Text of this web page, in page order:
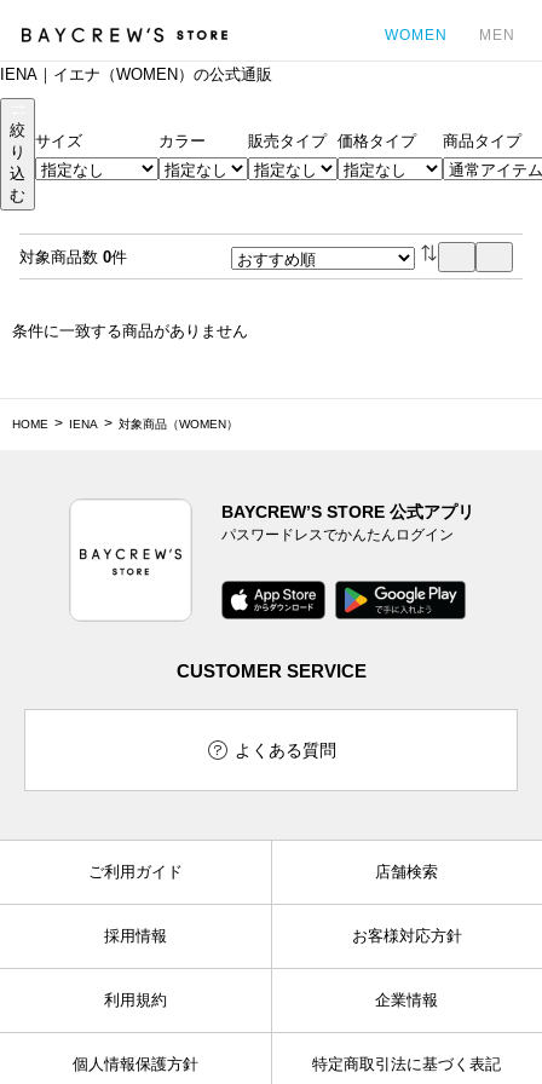
WOMEN MEN
IENA｜イエナ（WOMEN）の公式通販
絞
り
込
む
サイズ カラー 販売タイプ 価格タイプ 商品タイプ
対象商品数 0件
条件に一致する商品がありません
HOME IENA 対象商品（WOMEN）
BAYCREW’S STORE 公式アプリ
パスワードレスでかんたんログイン
CUSTOMER SERVICE
よくある質問
ご利用ガイド 店舗検索
採用情報 お客様対応方針
利用規約 企業情報
個人情報保護方針 特定商取引法に基づく表記